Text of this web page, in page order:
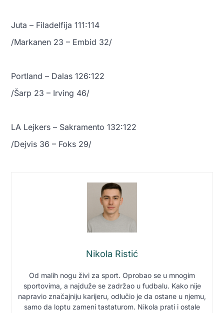
Juta – Filadelfija 111:114
/Markanen 23 – Embid 32/
Portland – Dalas 126:122
/Šarp 23 – Irving 46/
LA Lejkers – Sakramento 132:122
/Dejvis 36 – Foks 29/
Nikola Ristić
Od malih nogu živi za sport. Oprobao se u mnogim
sportovima, a najduže se zadržao u fudbalu. Kako nije
napravio značajniju karijeru, odlučio je da ostane u njemu,
samo da loptu zameni tastaturom. Nikola prati i ostale